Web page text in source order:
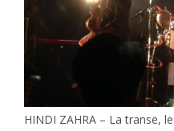
HINDI ZAHRA – La transe,